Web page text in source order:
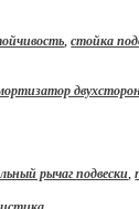
,стойка
рычаг подвески,